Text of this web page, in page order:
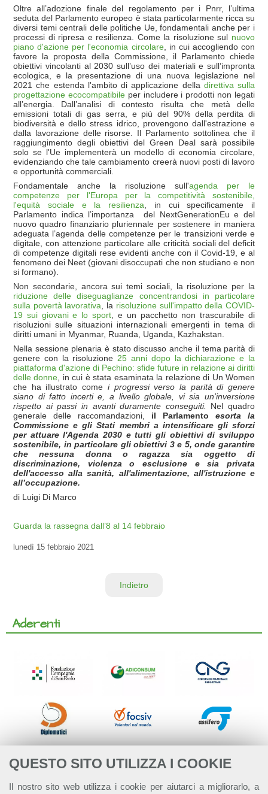
QUESTO SITO UTILIZZA I COOKIE
Il nostro sito web utilizza i cookie per aiutarci a migliorarlo, a
Oltre all’adozione finale del regolamento per i Pnrr, l’ultima
seduta del Parlamento europeo è stata particolarmente ricca su
diversi temi centrali delle politiche Ue, fondamentali anche per i
processi di ripresa e resilienza. Come la risoluzione sul nuovo
piano d'azione per l'economia circolare, in cui accogliendo con
favore la proposta della Commissione, il Parlamento chiede
obiettivi vincolanti al 2030 sull’uso dei materiali e sull’impronta
ecologica, e la presentazione di una nuova legislazione nel
2021 che estenda l'ambito di applicazione della direttiva sulla
progettazione ecocompatibileper includere i prodotti non legati
all’energia. Dall’analisi di contesto risulta che metà delle
emissioni totali di gas serra, e più del 90% della perdita di
biodiversità e dello stress idrico, provengono dall'estrazione e
dalla lavorazione delle risorse. Il Parlamento sottolinea che il
raggiungimento degli obiettivi del Green Deal sarà possibile
solo se l'Ue implementerà un modello di economia circolare,
evidenziando che tale cambiamento creerà nuovi posti di lavoro
e opportunità commerciali.
Fondamentale anche la risoluzione sull'agenda per le
competenze per l'Europa per la competitività sostenibile,
l'equità sociale e la resilienza, in cui specificamente il
Parlamento indica l’importanza del NextGenerationEu e del
nuovo quadro finanziario pluriennale per sostenere in maniera
adeguata l’agenda delle competenze per le transizioni verde e
digitale, con attenzione particolare alle criticità sociali del deficit
di competenze digitali rese evidenti anche con il Covid-19, e al
fenomeno dei Neet (giovani disoccupati che non studiano e non
si formano).
Non secondarie, ancora sui temi sociali, la risoluzione per la
riduzione delle diseguaglianze concentrandosi in particolare
sulla povertà lavorativa, la risoluzione sull'impatto della COVID-
19 sui giovani e lo sport, e un pacchetto non trascurabile di
risoluzioni sulle situazioni internazionali emergenti in tema di
diritti umani in Myanmar, Ruanda, Uganda, Kazhakstan.
Nella sessione plenaria è stato discusso anche il tema parità di
genere con la risoluzione25 anni dopo la dichiarazione e la
piattaforma d'azione di Pechino: sfide future in relazione ai diritti
delle donne, in cui è stata esaminata la relazione di Un Women
che ha illustrato come i progressi verso la parità di genere
siano di fatto incerti e, a livello globale, vi sia un'inversione
rispetto ai passi in avanti duramente conseguiti. Nel quadro
generale delle raccomandazioni,
il Parlamento esorta la
Commissione e gli Stati membri a intensificare gli sforzi
per attuare l'Agenda 2030 e tutti gli obiettivi di sviluppo
sostenibile, in particolare gli obiettivi 3 e 5, onde garantire
che nessuna donna o ragazza sia oggetto di
discriminazione, violenza o esclusione e sia privata
dell'accesso alla sanità, all'alimentazione, all'istruzione e
all’occupazione.
di Luigi Di Marco
Guarda la rassegna dall’8 al 14 febbraio
lunedì 15 febbraio 2021
Indietro
Aderenti